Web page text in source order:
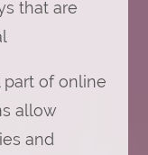
that are
part of online
allow
and